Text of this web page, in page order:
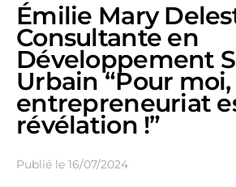
Émilie Mary
Consultante en
Développement
Urbain “Pour moi,
entrepreneuriat
révélation !”
Publié le 16/07/2024